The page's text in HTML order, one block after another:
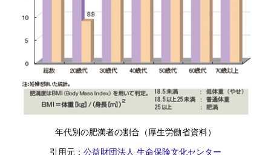
年代別の肥満者の割合（厚生労働省資料）
引用元： 公益財団法人 生命保険文化センター